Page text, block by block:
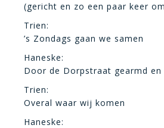
(gericht en zo een paar keer
Trien:
’s Zondags gaan we samen
Haneske:
Door de Dorpstraat gearmd en
Trien:
Overal waar wij komen
Haneske: